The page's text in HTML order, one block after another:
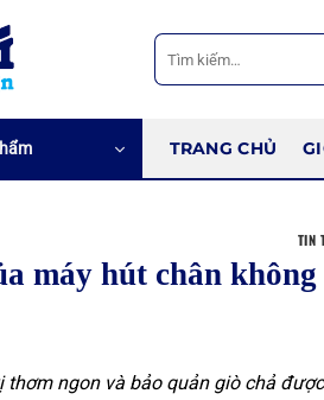
Tìm
kiếm:
TRANG CHỦ
TIN
máy hút chân
ngon và bảo quản giò chả